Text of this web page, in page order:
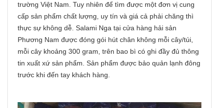
trường Việt Nam. Tuy nhiên để tìm được một đơn vị cung
cấp sản phẩm chất lượng, uy tín và giá cả phải chăng thì
thực sự không dễ. Salami Nga tại cửa hàng hải sản
Phương Nam được đóng gói hút chân không mỗi cây/túi,
mỗi cây khoảng 300 gram, trên bao bì có ghi đầy đủ thông
tin xuất xứ sản phẩm. Sản phẩm được bảo quản lạnh đông
trước khi đến tay khách hàng.